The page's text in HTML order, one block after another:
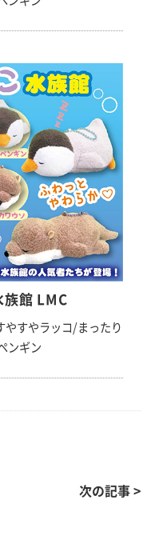
族館 LMC
やすやラッコ/まったり
ンギン
次の記事 >